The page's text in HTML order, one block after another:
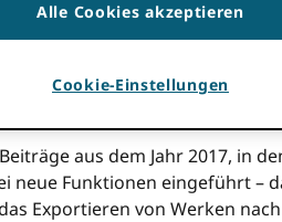
reagieren und die Qualität
und anderswo
sollen ORCID aufzeichnen;
aus dem Jahr 2017, in
neue Funktionen eingeführt –
Exportieren von Werken nach
Alle Cookies akzeptieren
Cookie-Einstellungen